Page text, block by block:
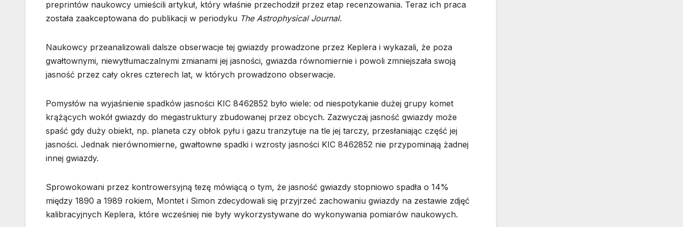
preprintów naukowcy umieścili artykuł, który właśnie przechodził przez etap recenzowania. Teraz ich praca
została zaakceptowana do publikacji w periodyku The Astrophysical Journal.
Naukowcy przeanalizowali dalsze obserwacje tej gwiazdy prowadzone przez Keplera i wykazali, że poza
gwałtownymi, niewytłumaczalnymi zmianami jej jasności, gwiazda równomiernie i powoli zmniejszała swoją
jasność przez cały okres czterech lat, w których prowadzono obserwacje.
Pomysłów na wyjaśnienie spadków jasności KIC 8462852 było wiele: od niespotykanie dużej grupy komet
krążących wokół gwiazdy do megastruktury zbudowanej przez obcych. Zazwyczaj jasność gwiazdy może
spaść gdy duży obiekt, np. planeta czy obłok pyłu i gazu tranzytuje na tle jej tarczy, przesłaniając część jej
jasności. Jednak nierównomierne, gwałtowne spadki i wzrosty jasności KIC 8462852 nie przypominają żadnej
innej gwiazdy.
Sprowokowani przez kontrowersyjną tezę mówiącą o tym, że jasność gwiazdy stopniowo spadła o 14%
między 1890 a 1989 rokiem, Montet i Simon zdecydowali się przyjrzeć zachowaniu gwiazdy na zestawie zdjęć
kalibracyjnych Keplera, które wcześniej nie były wykorzystywane do wykonywania pomiarów naukowych.